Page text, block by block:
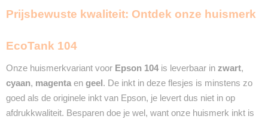
Prijsbewuste kwaliteit: Ontdek onze huismerk
EcoTank 104
Onze huismerkvariant voor Epson 104is leverbaar in zwart,
cyaan, magenta en geel. De inkt in deze flesjes is minstens zo
goed als de originele inkt van Epson, je levert dus niet in op
afdrukkwaliteit. Besparen doe je wel, want onze huismerk inkt is